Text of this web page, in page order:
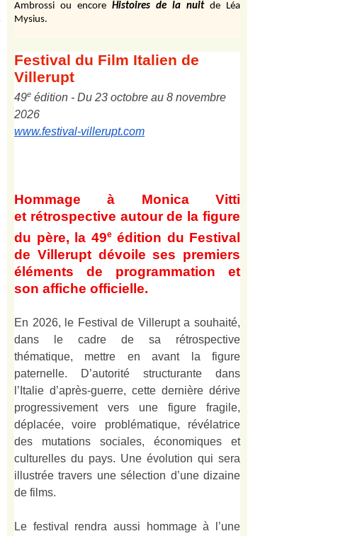
Ambrossi ou encore Histoires de la nuit de Léa
Mysius.
Festival du Film Italien de
Villerupt
49e édition - Du 23 octobre au 8 novembre
2026
www.festival-villerupt.com
Hommage à Monica Vitti
et rétrospective autour de la figure
du père, la 49e édition du Festival
de Villerupt dévoile ses premiers
éléments de programmation et
son affiche officielle.
En 2026, le Festival de Villerupt a souhaité,
dans le cadre de sa rétrospective
thématique, mettre en avant la figure
paternelle. D’autorité structurante dans
l’Italie d’après-guerre, cette dernière dérive
progressivement vers une figure fragile,
déplacée, voire problématique, révélatrice
des mutations sociales, économiques et
culturelles du pays. Une évolution qui sera
illustrée travers une sélection d’une dizaine
de films.
Le festival rendra aussi hommage à l’une